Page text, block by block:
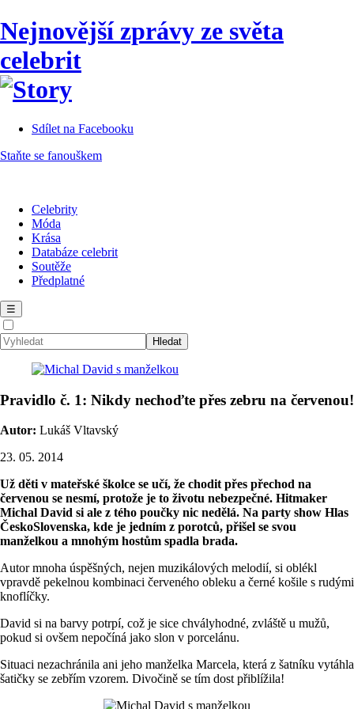
Nejnovější zprávy ze světa
celebrit
Sdílet na Facebooku
Staňte se fanouškem
Celebrity
Móda
Krása
Databáze celebrit
Soutěže
Předplatné
☰
Pravidlo č. 1: Nikdy nechoďte přes zebru na červenou!
Autor: Lukáš Vltavský
23. 05. 2014
Už děti v mateřské školce se učí, že chodit přes přechod na
červenou se nesmí, protože je to životu nebezpečné. Hitmaker
Michal David si ale z tého poučky nic nedělá. Na party show Hlas
ČeskoSlovenska, kde je jedním z porotců, přišel se svou
manželkou a mnohým hostům spadla brada.
Autor mnoha úspěšných, nejen muzikálových melodií, si oblékl
vpravdě pekelnou kombinaci červeného obleku a černé košile s rudými
knoflíčky.
David si na barvy potrpí, což je sice chvályhodné, zvláště u mužů,
pokud si ovšem nepočíná jako slon v porcelánu.
Situaci nezachránila ani jeho manželka Marcela, která z šatníku vytáhla
šatičky se zebřím vzorem. Divočině se tím dost přiblížila!